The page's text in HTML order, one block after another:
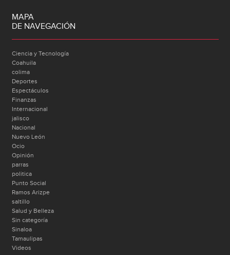
MAPA
DE NAVEGACIÓN
Ciencia y Tecnología
Coahuila
colima
Deportes
Espectáculos
Finanzas
Internacional
jalisco
Nacional
Nuevo León
Ocio
Opinión
parras
politica
Punto Social
Ramos Arizpe
saltillo
Salud y Belleza
Sin categoría
Sinaloa
Tamaulipas
Videos